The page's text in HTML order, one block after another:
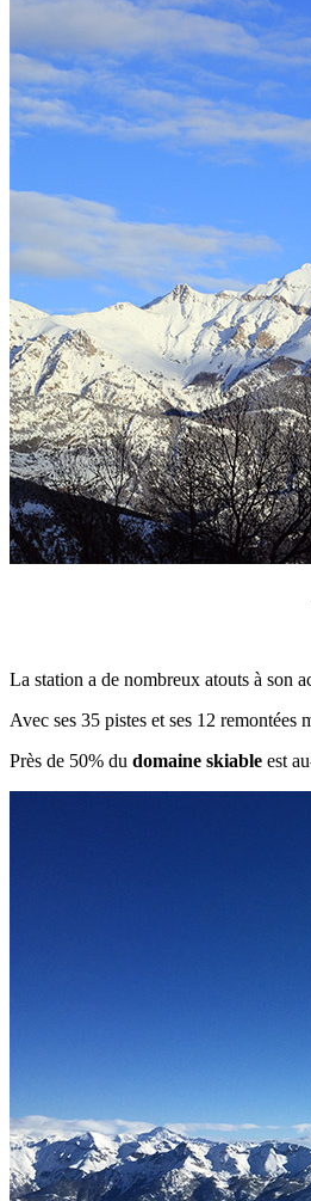
La station a de nombreux atouts à son
Avec ses 35 pistes et ses 12 remontées
Près de 50% du domaine skiable est